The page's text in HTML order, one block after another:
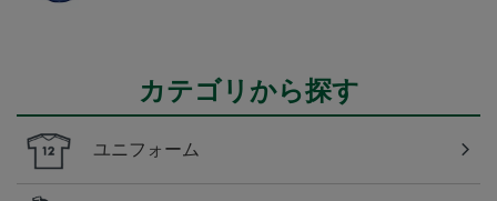
カテゴリから探す
ユニフォーム